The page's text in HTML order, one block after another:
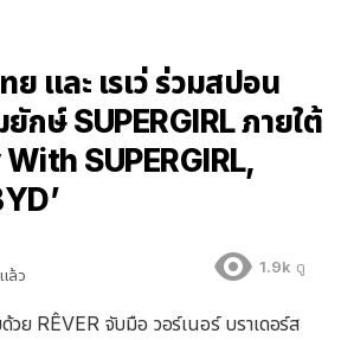
ย และ เรเว่ ร่วมสปอน
กษ์ SUPERGIRL ภายใต้
SUPERGIRL,
ล้ว
1.9k ดู
วย RÊVER จับมือ วอร์เนอร์ บราเดอร์ส